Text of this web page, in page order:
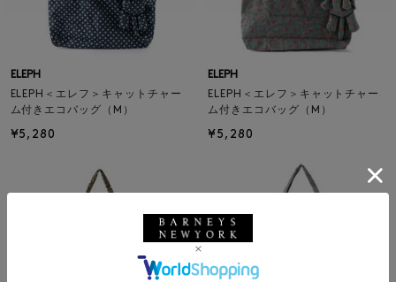
ELEPH
ELEPH＜エレフ＞キャットチャー
ム付きエコバッグ（M）
¥5,280
ELEPH
ELEPH＜エレフ＞キャットチャー
ム付きエコバッグ（M）
¥5,280